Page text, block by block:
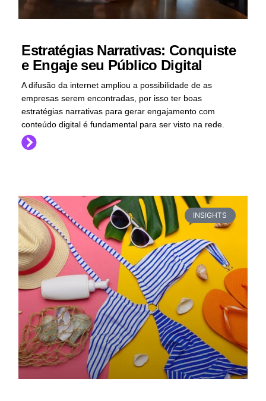
Estratégias Narrativas: Conquiste
e Engaje seu Público Digital
A difusão da internet ampliou a possibilidade de as
empresas serem encontradas, por isso ter boas
estratégias narrativas para gerar engajamento com
conteúdo digital é fundamental para ser visto na rede.
INSIGHTS